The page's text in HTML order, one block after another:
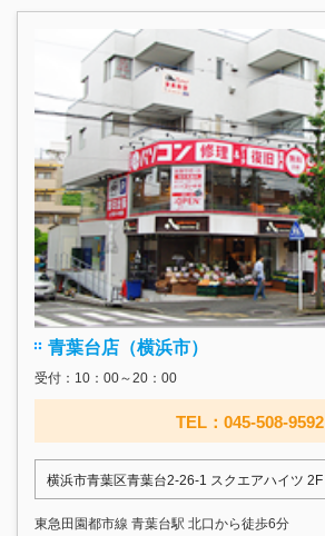
青葉台店（横浜市）
受付：10：00～20：00
TEL：045-508-9592
横浜市青葉区青葉台2-26-1 スクエアハイツ 2F
東急田園都市線 青葉台駅 北口から徒歩6分